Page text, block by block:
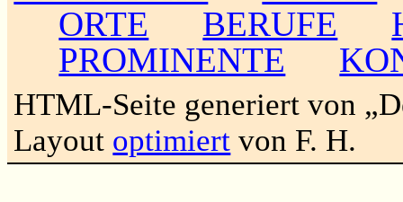
ORTE
BERUFE
PROMINENTE
HTML-Seite generiert von
Layout optimiert von F. H.